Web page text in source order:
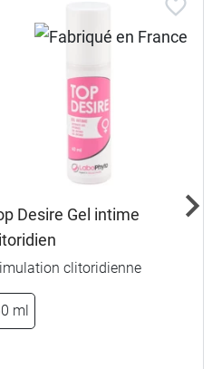
Desire Gel intime
clitoridienne
ml